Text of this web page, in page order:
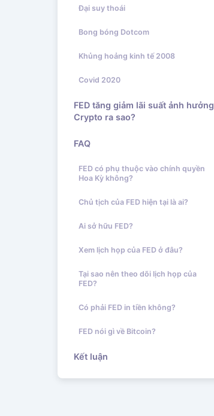
Đại suy thoái
Bong bóng Dotcom
Khủng hoảng kinh tế 2008
Covid 2020
FED tăng giảm lãi suất ảnh hưởng
Crypto ra sao?
FAQ
FED có phụ thuộc vào chính quyền
Hoa Kỳ không?
Chủ tịch của FED hiện tại là ai?
Ai sở hữu FED?
Xem lịch họp của FED ở đâu?
Tại sao nên theo dõi lịch họp của
FED?
Có phải FED in tiền không?
FED nói gì về Bitcoin?
Kết luận